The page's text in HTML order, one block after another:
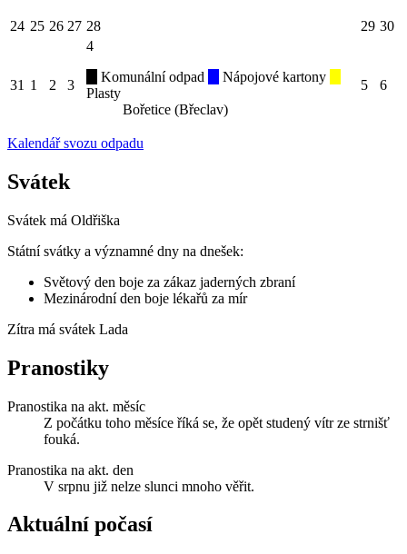
24 25 26 27 28 29 30
31 1 2 3
4
Komunální odpad
Nápojové kartony
Plasty
Bořetice (Břeclav)
5 6
Kalendář svozu odpadu
Svátek
Svátek má Oldřiška
Státní svátky a významné dny na dnešek:
Světový den boje za zákaz jaderných zbraní
Mezinárodní den boje lékařů za mír
Zítra má svátek Lada
Pranostiky
Pranostika na akt. měsíc
Z počátku toho měsíce říká se, že opět studený vítr ze strnišť
fouká.
Pranostika na akt. den
V srpnu již nelze slunci mnoho věřit.
Aktuální počasí